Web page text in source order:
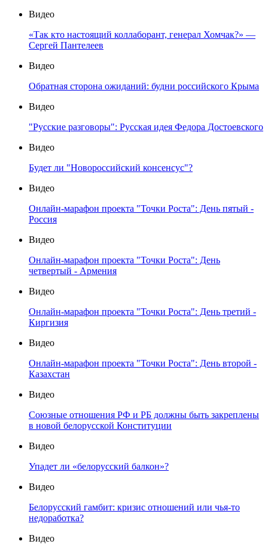
Видео
«Так кто настоящий коллаборант, генерал Хомчак?» —
Сергей Пантелеев
Видео
Обратная сторона ожиданий: будни российского Крыма
Видео
"Русские разговоры": Русская идея Федора Достоевского
Видео
Будет ли "Новороссийский консенсус"?
Видео
Онлайн-марафон проекта "Точки Роста": День пятый -
Россия
Видео
Онлайн-марафон проекта "Точки Роста": День
четвертый - Армения
Видео
Онлайн-марафон проекта "Точки Роста": День третий -
Киргизия
Видео
Онлайн-марафон проекта "Точки Роста": День второй -
Казахстан
Видео
Союзные отношения РФ и РБ должны быть закреплены
в новой белорусской Конституции
Видео
Упадет ли «белорусский балкон»?
Видео
Белорусский гамбит: кризис отношений или чья-то
недоработка?
Видео